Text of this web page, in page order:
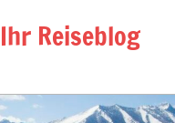
Reiseblog